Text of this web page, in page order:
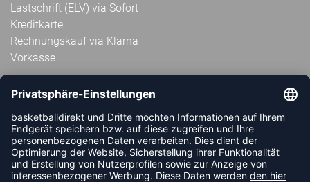
Lastschrift (ELV) via Sofort
Kreditkarte
Rechnungskauf via Klarna
Vorkasse
ABONNIERE JETZT DEN KOSTENLOSEN
HANDBALLDIREKT-NEWSLETTER UND VERPASSE KEINE
NEUIGKEIT ODER AKTION MEHR.
JETZT ANMELDEN